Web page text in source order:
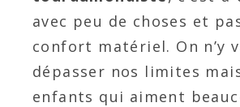
avec peu de choses et
confort matériel. On n’y
dépasser nos limites
enfants qui aiment